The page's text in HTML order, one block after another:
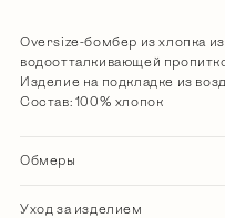
Oversize-бомбер из хлопка
водоотталкивающей
Изделие на подкладке из
Состав: 100% хлопок
Обмеры
Уход за изделием